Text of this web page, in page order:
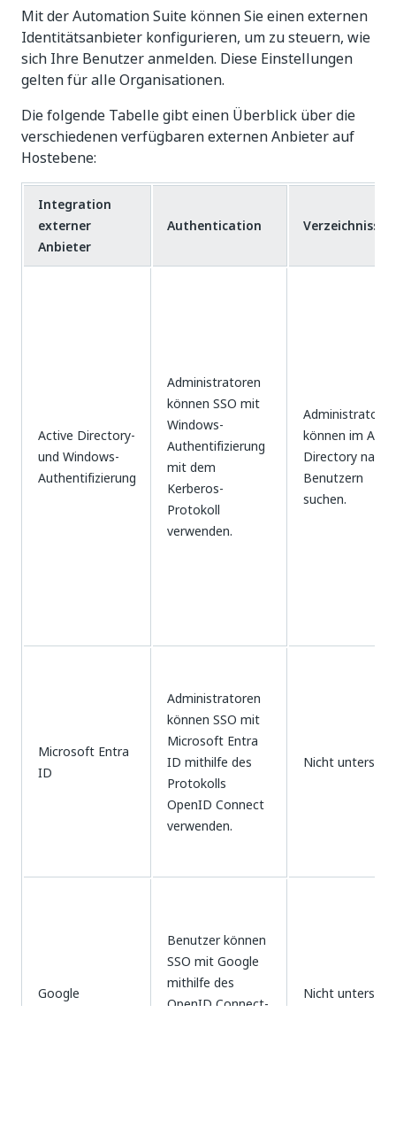
Mit der Automation Suite können Sie einen externen
Identitätsanbieter konfigurieren, um zu steuern, wie
sich Ihre Benutzer anmelden. Diese Einstellungen
gelten für alle Organisationen.
Die folgende Tabelle gibt einen Überblick über die
verschiedenen verfügbaren externen Anbieter auf
Hostebene:
Integration
externer
Anbieter
Authentication
Active Directory-
und Windows-
Authentifizierung
Administratoren
können SSO mit
Windows-
Authentifizierung
mit dem
Kerberos-
Protokoll
verwenden.
Administratoren
können im
Directory nach
Benutzern
suchen.
Microsoft Entra
ID
Administratoren
können SSO mit
Microsoft Entra
ID mithilfe des
Protokolls
OpenID Connect
verwenden.
Nicht
Google
Benutzer können
SSO mit Google
mithilfe des
OpenID Connect-
Nicht